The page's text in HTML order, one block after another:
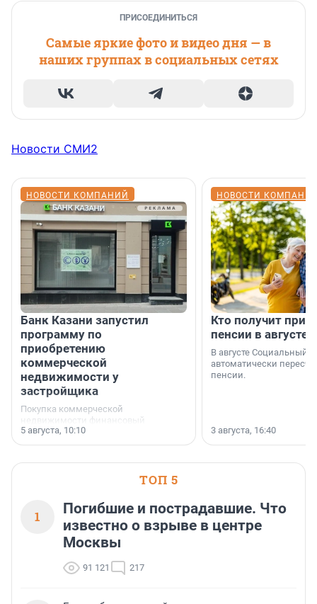
ПРИСОЕДИНИТЬСЯ
Самые яркие фото и видео дня — в
наших группах в социальных сетях
Новости СМИ2
НОВОСТИ КОМПАНИЙ
Банк Казани запустил
программу по
приобретению
коммерческой
недвижимости у
застройщика
Покупка коммерческой
недвижимости финансовый
инструмент, доступный для многих
предпринимателей. Будь то новый
или готовый арендный бизнес —
успех сделки зависит от правильного
5 августа, 10:10
НОВОСТИ
Кто получит
пенсии в августе
В августе Социальный
автоматически
пенсии.
3 августа, 16:40
ТОП 5
1
Погибшие и пострадавшие. Что
известно о взрыве в центре
Москвы
91 121 217